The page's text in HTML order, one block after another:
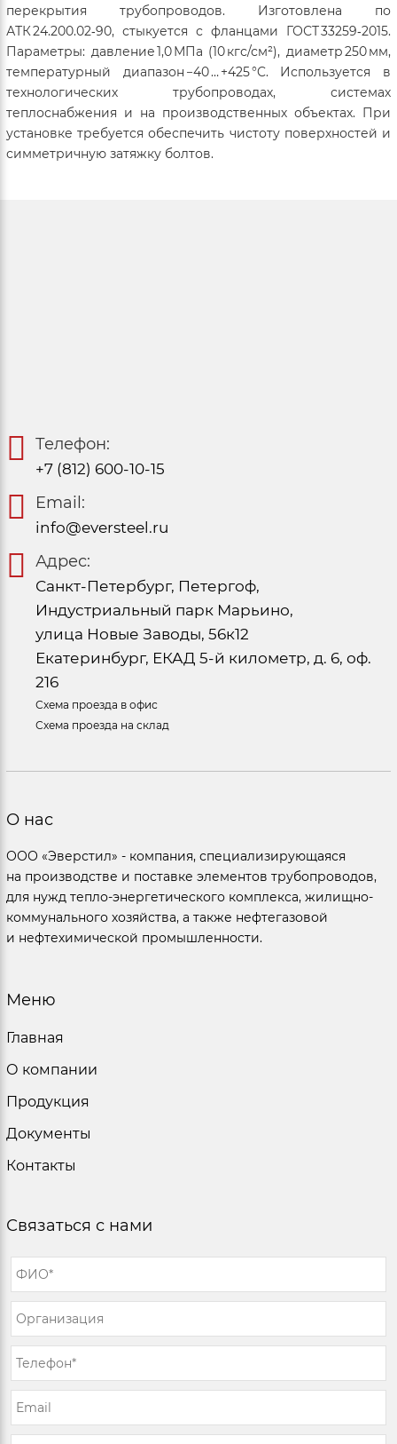
перекрытия трубопроводов. Изготовлена по
АТК 24.200.02‑90, стыкуется с фланцами ГОСТ 33259‑2015.
Параметры: давление 1,0 МПа (10 кгс/см²), диаметр 250 мм,
температурный диапазон −40 … +425 °C. Используется в
технологических трубопроводах, системах
теплоснабжения и на производственных объектах. При
установке требуется обеспечить чистоту поверхностей и
симметричную затяжку болтов.
Телефон:
+7 (812) 600-10-15
Email:
info@eversteel.ru
Адрес:
Санкт-Петербург, Петергоф,
Индустриальный парк Марьино,
улица Новые Заводы, 56к12
Екатеринбург, ЕКАД 5-й километр, д. 6, оф.
216
Схема проезда в офис
Схема проезда на склад
О нас
ООО «Эверстил» - компания, специализирующаяся
на производстве и поставке элементов трубопроводов,
для нужд тепло-энергетического комплекса, жилищно-
коммунального хозяйства, а также нефтегазовой
и нефтехимической промышленности.
Меню
Главная
О компании
Продукция
Документы
Контакты
Связаться с нами